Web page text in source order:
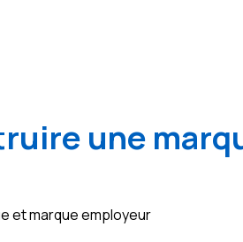
une
et marque employeur